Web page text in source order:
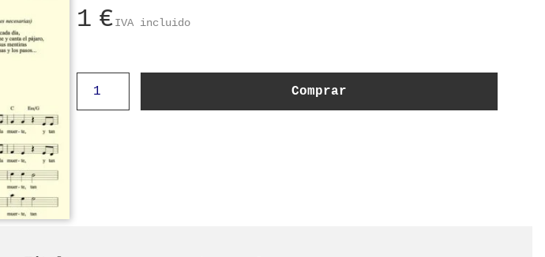
aumentar
disminuir
1 € IVA incluido
Audio
Comprar